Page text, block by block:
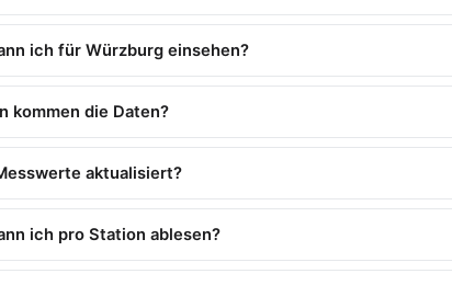
ich für Würzburg einsehen?
kommen die Daten?
aktualisiert?
ich pro Station ablesen?